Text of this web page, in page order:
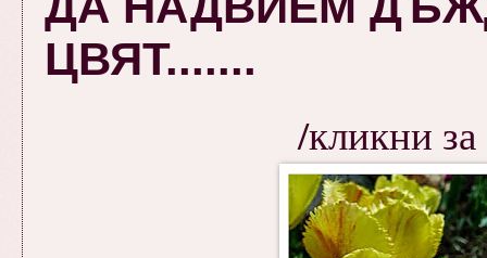
ЦВЯТ.......
/кликни